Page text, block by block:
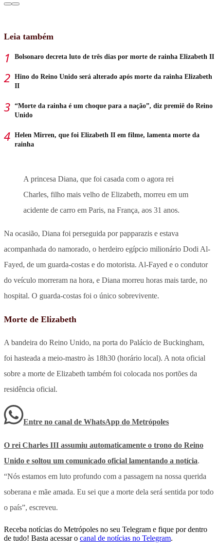
Leia também
Bolsonaro decreta luto de três dias por morte de rainha Elizabeth II
Hino do Reino Unido será alterado após morte da rainha Elizabeth
II
“Morte da rainha é um choque para a nação”, diz premiê do Reino
Unido
Helen Mirren, que foi Elizabeth II em filme, lamenta morte da
rainha
A princesa Diana, que foi casada com o agora rei
Charles, filho mais velho de Elizabeth, morreu em um
acidente de carro em Paris, na França, aos 31 anos.
Na ocasião, Diana foi perseguida por papparazis e estava
acompanhada do namorado, o herdeiro egípcio milionário Dodi Al-
Fayed, de um guarda-costas e do motorista. Al-Fayed e o condutor
do veículo morreram na hora, e Diana morreu horas mais tarde, no
hospital. O guarda-costas foi o único sobrevivente.
Morte de Elizabeth
A bandeira do Reino Unido, na porta do Palácio de Buckingham,
foi hasteada a meio-mastro às 18h30 (horário local). A nota oficial
sobre a morte de Elizabeth também foi colocada nos portões da
residência oficial.
Entre no canal de WhatsApp do Metrópoles
O rei Charles III assumiu automaticamente o trono do Reino
Unido e soltou um comunicado oficial lamentando a notícia.
“Nós estamos em luto profundo com a passagem na nossa querida
soberana e mãe amada. Eu sei que a morte dela será sentida por todo
o país”, escreveu.
Receba notícias do Metrópoles no seu Telegram e fique por dentro
de tudo! Basta acessar o canal de notícias no Telegram.